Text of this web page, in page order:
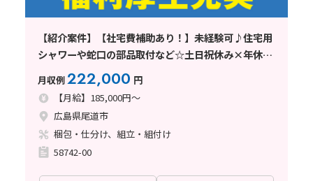
【紹介案件】【社宅費補助あり！】未経験可♪住宅用
シャワーや蛇口の部品取付など☆土日祝休み×年休
126日◎
月収例222,000 円
【月給】185,000円～
広島県尾道市
梱包・仕分け、組立・組付け
58742-00